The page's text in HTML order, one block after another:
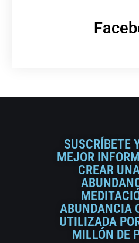
SUSCRÍBETE
MEJOR
CREAR
ABUNDANCIA
UTILIZADA
MILLÓN DE